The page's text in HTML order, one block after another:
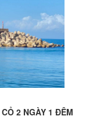
2 NGÀY 1 ĐÊM